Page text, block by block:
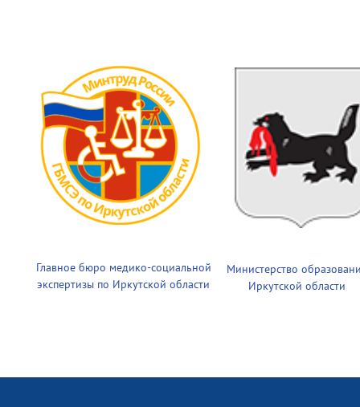
Главное бюро медико-социальной
экспертизы по Иркутской области
Министерство
Иркутской области